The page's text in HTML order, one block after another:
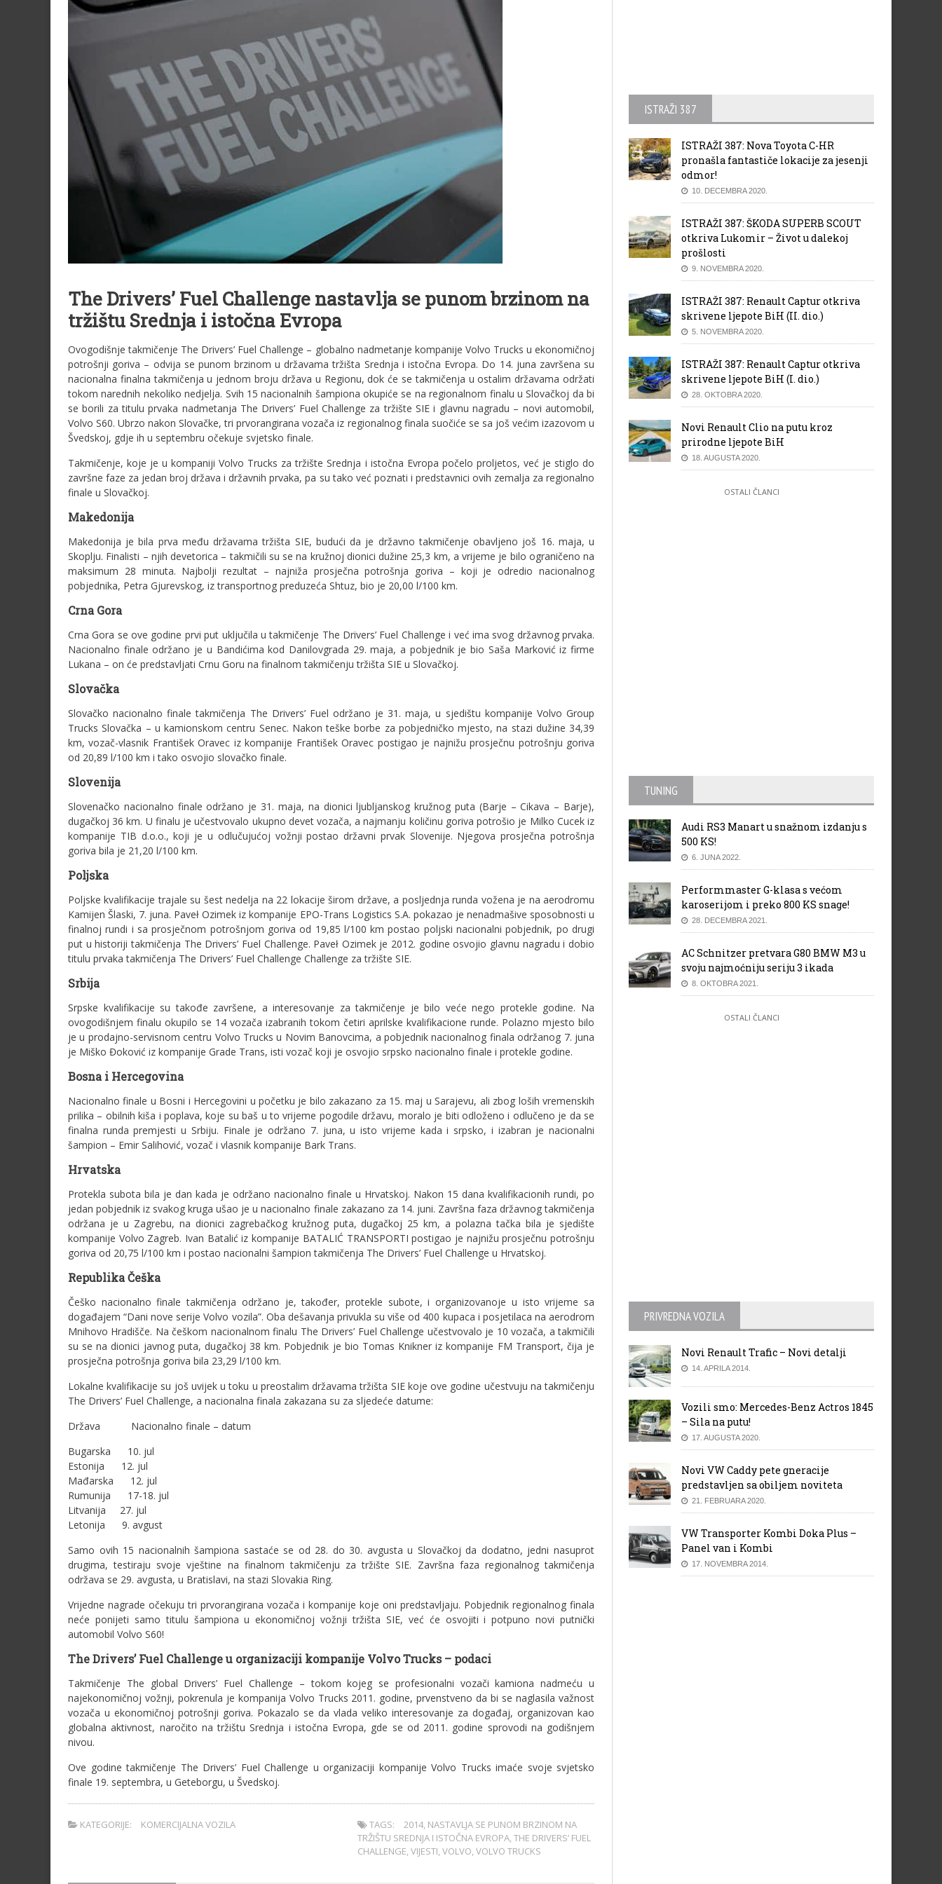
The Drivers’ Fuel Challenge nastavlja se punom brzinom na
tržištu Srednja i istočna Evropa
Ovogodišnje takmičenje The Drivers’ Fuel Challenge – globalno nadmetanje kompanije Volvo Trucks u ekonomičnoj
potrošnji goriva – odvija se punom brzinom u državama tržišta Srednja i istočna Evropa. Do 14. juna završena su
nacionalna finalna takmičenja u jednom broju država u Regionu, dok će se takmičenja u ostalim državama održati
tokom narednih nekoliko nedjelja. Svih 15 nacionalnih šampiona okupiće se na regionalnom finalu u Slovačkoj da bi
se borili za titulu prvaka nadmetanja The Drivers’ Fuel Challenge za tržište SIE i glavnu nagradu – novi automobil,
Volvo S60. Ubrzo nakon Slovačke, tri prvorangirana vozača iz regionalnog finala suočiće se sa još većim izazovom u
Švedskoj, gdje ih u septembru očekuje svjetsko finale.
Takmičenje, koje je u kompaniji Volvo Trucks za tržište Srednja i istočna Evropa počelo proljetos, već je stiglo do
završne faze za jedan broj država i državnih prvaka, pa su tako već poznati i predstavnici ovih zemalja za regionalno
finale u Slovačkoj.
Makedonija
Makedonija je bila prva među državama tržišta SIE, budući da je državno takmičenje obavljeno još 16. maja, u
Skoplju. Finalisti – njih devetorica – takmičili su se na kružnoj dionici dužine 25,3 km, a vrijeme je bilo ograničeno na
maksimum 28 minuta. Najbolji rezultat – najniža prosječna potrošnja goriva – koji je odredio nacionalnog
pobjednika, Petra Gjurevskog, iz transportnog preduzeća Shtuz, bio je 20,00 l/100 km.
Crna Gora
Crna Gora se ove godine prvi put uključila u takmičenje The Drivers’ Fuel Challenge i već ima svog državnog prvaka.
Nacionalno finale održano je u Bandićima kod Danilovgrada 29. maja, a pobjednik je bio Saša Marković iz firme
Lukana – on će predstavljati Crnu Goru na finalnom takmičenju tržišta SIE u Slovačkoj.
Slovačka
Slovačko nacionalno finale takmičenja The Drivers’ Fuel održano je 31. maja, u sjedištu kompanije Volvo Group
Trucks Slovačka – u kamionskom centru Senec. Nakon teške borbe za pobjedničko mjesto, na stazi dužine 34,39
km, vozač-vlasnik František Oravec iz kompanije František Oravec postigao je najnižu prosječnu potrošnju goriva
od 20,89 l/100 km i tako osvojio slovačko finale.
Slovenija
Slovenačko nacionalno finale održano je 31. maja, na dionici ljubljanskog kružnog puta (Barje – Cikava – Barje),
dugačkoj 36 km. U finalu je učestvovalo ukupno devet vozača, a najmanju količinu goriva potrošio je Milko Cucek iz
kompanije TIB d.o.o., koji je u odlučujućoj vožnji postao državni prvak Slovenije. Njegova prosječna potrošnja
goriva bila je 21,20 l/100 km.
Poljska
Poljske kvalifikacije trajale su šest nedelja na 22 lokacije širom države, a posljednja runda vožena je na aerodromu
Kamijen Šlaski, 7. juna. Paveł Ozimek iz kompanije EPO-Trans Logistics S.A. pokazao je nenadmašive sposobnosti u
finalnoj rundi i sa prosječnom potrošnjom goriva od 19,85 l/100 km postao poljski nacionalni pobjednik, po drugi
put u historiji takmičenja The Drivers’ Fuel Challenge. Paveł Ozimek je 2012. godine osvojio glavnu nagradu i dobio
titulu prvaka takmičenja The Drivers’ Fuel Challenge Challenge za tržište SIE.
Srbija
Srpske kvalifikacije su takođe završene, a interesovanje za takmičenje je bilo veće nego protekle godine. Na
ovogodišnjem finalu okupilo se 14 vozača izabranih tokom četiri aprilske kvalifikacione runde. Polazno mjesto bilo
je u prodajno-servisnom centru Volvo Trucks u Novim Banovcima, a pobjednik nacionalnog finala održanog 7. juna
je Miško Đoković iz kompanije Grade Trans, isti vozač koji je osvojio srpsko nacionalno finale i protekle godine.
Bosna i Hercegovina
Nacionalno finale u Bosni i Hercegovini u početku je bilo zakazano za 15. maj u Sarajevu, ali zbog loših vremenskih
prilika – obilnih kiša i poplava, koje su baš u to vrijeme pogodile državu, moralo je biti odloženo i odlučeno je da se
finalna runda premjesti u Srbiju. Finale je održano 7. juna, u isto vrijeme kada i srpsko, i izabran je nacionalni
šampion – Emir Salihović, vozač i vlasnik kompanije Bark Trans.
Hrvatska
Protekla subota bila je dan kada je održano nacionalno finale u Hrvatskoj. Nakon 15 dana kvalifikacionih rundi, po
jedan pobjednik iz svakog kruga ušao je u nacionalno finale zakazano za 14. juni. Završna faza državnog takmičenja
održana je u Zagrebu, na dionici zagrebačkog kružnog puta, dugačkoj 25 km, a polazna tačka bila je sjedište
kompanije Volvo Zagreb. Ivan Batalić iz kompanije BATALIĆ TRANSPORTI postigao je najnižu prosječnu potrošnju
goriva od 20,75 l/100 km i postao nacionalni šampion takmičenja The Drivers’ Fuel Challenge u Hrvatskoj.
Republika Češka
Češko nacionalno finale takmičenja održano je, također, protekle subote, i organizovanoje u isto vrijeme sa
događajem “Dani nove serije Volvo vozila”. Oba dešavanja privukla su više od 400 kupaca i posjetilaca na aerodrom
Mnihovo Hradišče. Na češkom nacionalnom finalu The Drivers’ Fuel Challenge učestvovalo je 10 vozača, a takmičili
su se na dionici javnog puta, dugačkoj 38 km. Pobjednik je bio Tomas Knikner iz kompanije FM Transport, čija je
prosječna potrošnja goriva bila 23,29 l/100 km.
Lokalne kvalifikacije su još uvijek u toku u preostalim državama tržišta SIE koje ove godine učestvuju na takmičenju
The Drivers’ Fuel Challenge, a nacionalna finala zakazana su za sljedeće datume:
Država Nacionalno finale – datum
Bugarska 10. jul
Estonija 12. jul
Mađarska 12. jul
Rumunija 17-18. jul
Litvanija 27. jul
Letonija 9. avgust
Samo ovih 15 nacionalnih šampiona sastaće se od 28. do 30. avgusta u Slovačkoj da dodatno, jedni nasuprot
drugima, testiraju svoje vještine na finalnom takmičenju za tržište SIE. Završna faza regionalnog takmičenja
održava se 29. avgusta, u Bratislavi, na stazi Slovakia Ring.
Vrijedne nagrade očekuju tri prvorangirana vozača i kompanije koje oni predstavljaju. Pobjednik regionalnog finala
neće ponijeti samo titulu šampiona u ekonomičnoj vožnji tržišta SIE, već će osvojiti i potpuno novi putnički
automobil Volvo S60!
The Drivers’ Fuel Challenge u organizaciji kompanije Volvo Trucks – podaci
Takmičenje The global Drivers’ Fuel Challenge – tokom kojeg se profesionalni vozači kamiona nadmeću u
najekonomičnoj vožnji, pokrenula je kompanija Volvo Trucks 2011. godine, prvenstveno da bi se naglasila važnost
vozača u ekonomičnoj potrošnji goriva. Pokazalo se da vlada veliko interesovanje za događaj, organizovan kao
globalna aktivnost, naročito na tržištu Srednja i istočna Evropa, gde se od 2011. godine sprovodi na godišnjem
nivou.
Ove godine takmičenje The Drivers’ Fuel Challenge u organizaciji kompanije Volvo Trucks imaće svoje svjetsko
finale 19. septembra, u Geteborgu, u Švedskoj.
KATEGORIJE: KOMERCIJALNA VOZILA TAGS: 2014, NASTAVLJA SE PUNOM BRZINOM NA
TRŽIŠTU SREDNJA I ISTOČNA EVROPA,THE DRIVERS’ FUEL
CHALLENGE,VIJESTI,VOLVO,VOLVO TRUCKS
ISTRAŽI 387
ISTRAŽI 387: Nova Toyota C-HR
pronašla fantastiče lokacije za jesenji
odmor!
10. DECEMBRA 2020.
ISTRAŽI 387: ŠKODA SUPERB SCOUT
otkriva Lukomir – Život u dalekoj
prošlosti
9. NOVEMBRA 2020.
ISTRAŽI 387: Renault Captur otkriva
skrivene ljepote BiH (II. dio.)
5. NOVEMBRA 2020.
ISTRAŽI 387: Renault Captur otkriva
skrivene ljepote BiH (I. dio.)
28. OKTOBRA 2020.
Novi Renault Clio na putu kroz
prirodne ljepote BiH
18. AUGUSTA 2020.
OSTALI ČLANCI
TUNING
Audi RS3 Manart u snažnom izdanju s
500 KS!
6. JUNA 2022.
Performmaster G-klasa s većom
karoserijom i preko 800 KS snage!
28. DECEMBRA 2021.
AC Schnitzer pretvara G80 BMW M3 u
svoju najmoćniju seriju 3 ikada
8. OKTOBRA 2021.
OSTALI ČLANCI
PRIVREDNA VOZILA
Novi Renault Trafic – Novi detalji
14. APRILA 2014.
Vozili smo: Mercedes-Benz Actros 1845
– Sila na putu!
17. AUGUSTA 2020.
Novi VW Caddy pete gneracije
predstavljen sa obiljem noviteta
21. FEBRUARA 2020.
VW Transporter Kombi Doka Plus –
Panel van i Kombi
17. NOVEMBRA 2014.